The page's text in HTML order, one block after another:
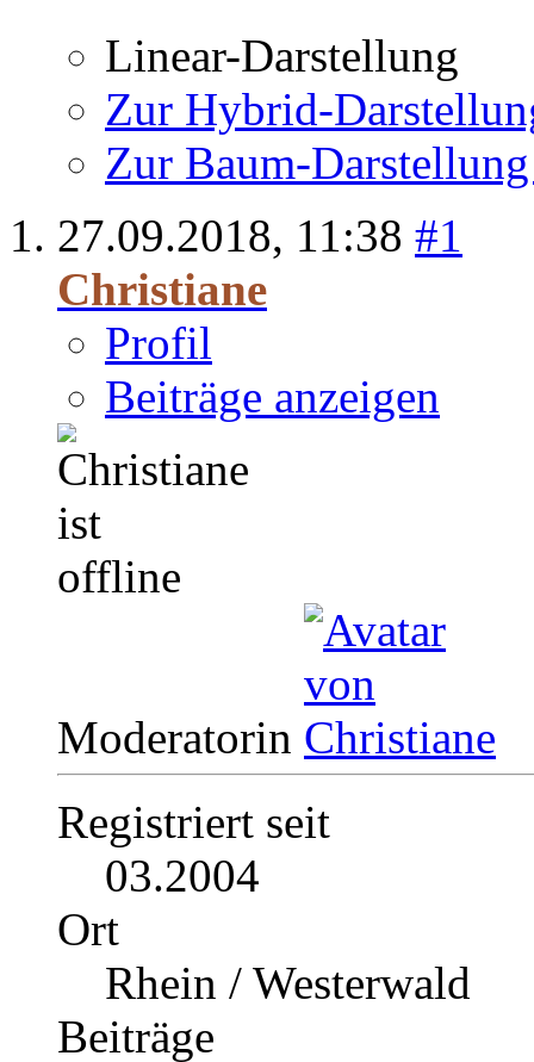
Linear-Darstellung
Zur Hybrid-
Zur Baum-
27.09.2018, 11:38 #1
Christiane
Profil
Beiträge anzeigen
Moderatorin
Registriert seit
03.2004
Ort
Rhein / Westerwald
Beiträge